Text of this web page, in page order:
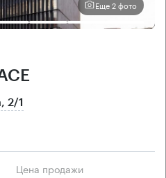
Еще 2 фото
2/1
Цена продажи